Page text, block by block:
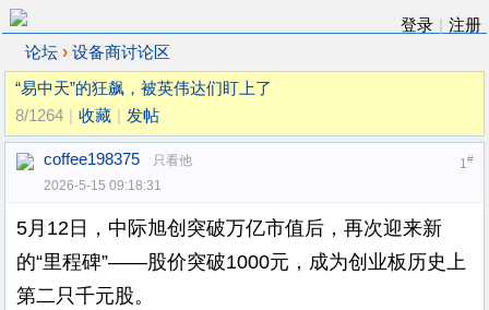
登录
注册
论坛 › 设备商讨论区
“易中天”的狂飙，被英伟达们盯上了
8/1264
收藏 发帖
1#
coffee198375
只看他
2026-5-15 09:18:31
5月12日，中际旭创突破万亿市值后，再次迎来新
的“里程碑”——股价突破1000元，成为创业板历史上
第二只千元股。